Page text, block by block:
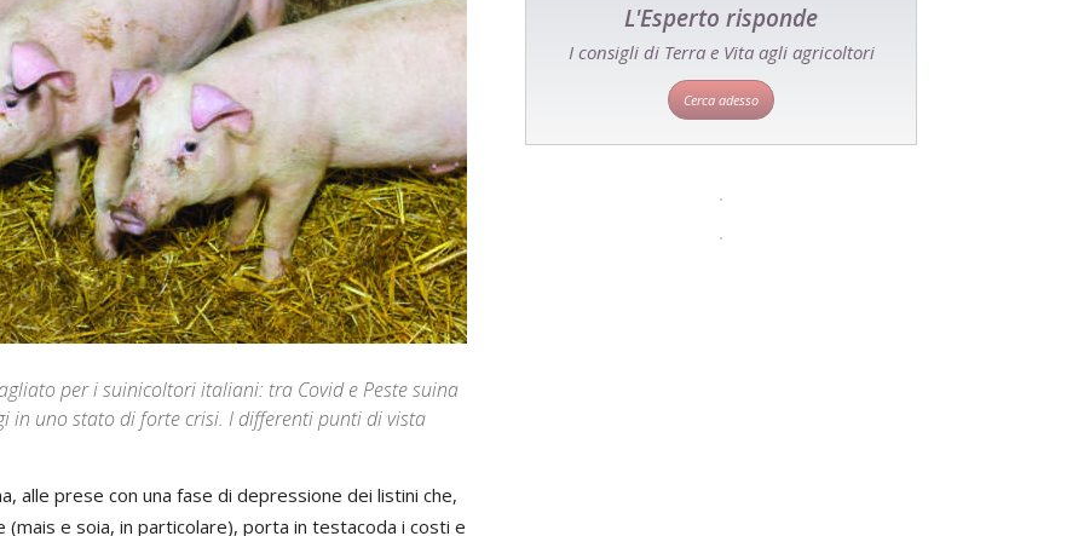
per i suinicoltori italiani: tra Covid e Peste suina
in uno stato di forte crisi. I differenti punti di vista
alle prese con una fase di depressione dei listini che,
e soia, in particolare), porta in testacoda i costi e
L'Esperto risponde
I consigli di Terra e Vita agli agricoltori
Cerca adesso